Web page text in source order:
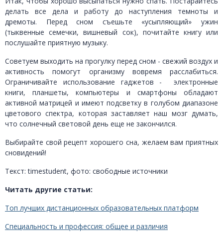
делать все дела и работу до наступления темноты и
дремоты. Перед сном съешьте «усыпляющий» ужин
(тыквенные семечки, вишневый сок), почитайте книгу или
послушайте приятную музыку.
Советуем выходить на прогулку перед сном - свежий воздух и
активность помогут организму вовремя расслабиться.
Ограничивайте использование гаджетов - электронные
книги, планшеты, компьютеры и смартфоны обладают
активной матрицей и имеют подсветку в голубом диапазоне
цветового спектра, которая заставляет наш мозг думать,
что солнечный световой день еще не закончился.
Выбирайте свой рецепт хорошего сна, желаем вам приятных
сновидений!
Текст: timestudent, фото: свободные источники
Читать другие статьи:
Топ лучших дистанционных образовательных платформ
Специальность и профессия: общее и различия